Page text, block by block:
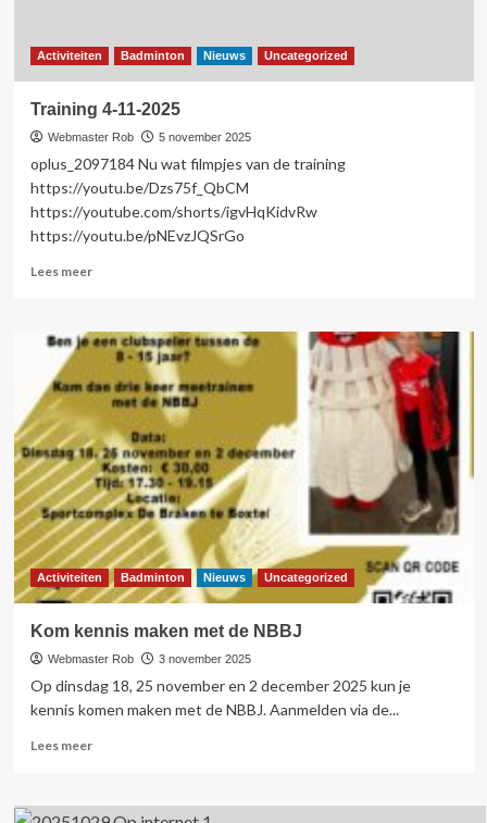
Activiteiten Badminton Nieuws Uncategorized
Training 4-11-2025
Webmaster Rob 5 november 2025
oplus_2097184 Nu wat filmpjes van de training
https://youtu.be/Dzs75f_QbCM
https://youtube.com/shorts/igvHqKidvRw
https://youtu.be/pNEvzJQSrGo
Lees meerLees
Training
4-
2025
Activiteiten Badminton Nieuws Uncategorized
Kom kennis maken met de NBBJ
Webmaster Rob 3 november 2025
Op dinsdag 18, 25 november en 2 december 2025 kun je
kennis komen maken met de NBBJ. Aanmelden via de...
Lees meerLees
Kom